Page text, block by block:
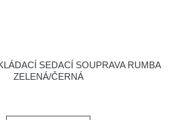
SEDACÍ SOUPRAVA RUMBA
ZELENÁ/ČERNÁ